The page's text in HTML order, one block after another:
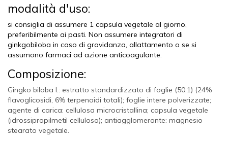
modalità d'uso:
si consiglia di assumere 1 capsula vegetale al giorno,
preferibilmente ai pasti. Non assumere integratori di
ginkgobiloba in caso di gravidanza, allattamento o se si
assumono farmaci ad azione anticoagulante.
Composizione:
Gingko biloba l.: estratto standardizzato di foglie (50:1) (24%
flavoglicosidi, 6% terpenoidi totali); foglie intere polverizzate;
agente di carica: cellulosa microcristallina; capsula vegetale
(idrossipropilmetil cellulosa); antiagglomerante: magnesio
stearato vegetale.